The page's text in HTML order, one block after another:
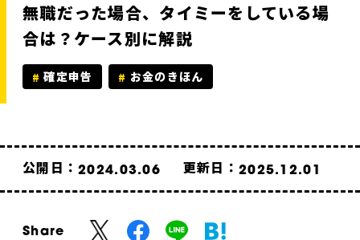
無職だった場合、タイミーをしている場
合は？ケース別に解説
確定申告 お金のきほん
公開日：2024.03.06 更新日：2025.12.01
Share